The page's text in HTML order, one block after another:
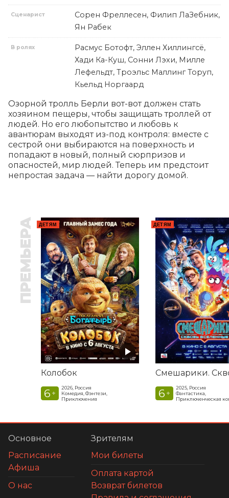
Сценарист
Сорен Фреллесен, Филип ЛаЗебник,
Ян Рабек
В ролях
Расмус Ботофт, Эллен Хиллингсё,
Хади Ка-Куш, Сонни Лэхи, Милле
Лефельдт, Троэльс Маллинг Торуп,
Кьельд Норгаард
Озорной тролль Берли вот-вот должен стать
хозяином пещеры, чтобы защищать троллей от
людей. Но его любопытство и любовь к
авантюрам выходят из-под контроля: вместе с
сестрой они выбираются на поверхность и
попадают в новый, полный сюрпризов и
опасностей, мир людей. Теперь им предстоит
непростая задача — найти дорогу домой.
ПРЕМЬЕРА ДЕТЯМ
Колобок
6 +
2026, Россия
Комедия, Фэнтези,
Приключения
ДЕТЯМ
6 +
2025, Россия
Фантастика,
Приключенческая
Основное
Расписание
Афиша
О нас
Зрителям
Мои билеты
Оплата картой
Возврат билетов